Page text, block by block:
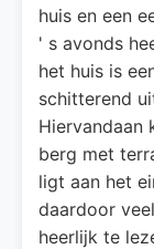
huis en een
' s avonds
het huis is
schitterend
Hiervandaan
berg met
ligt aan het
daardoor
heerlijk te